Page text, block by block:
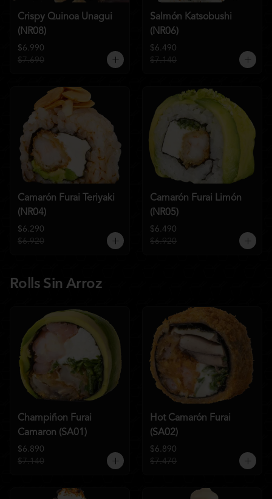
Crispy Quinoa Unagui
(NR08)
$6.990
$7.690
Salmón Katsobushi
(NR06)
$6.490
$7.140
Camarón Furai Teriyaki
(NR04)
$6.290
$6.920
Camarón Furai Limón
(NR05)
$6.490
$6.920
Rolls Sin Arroz
Champiñon Furai
Camaron (SA01)
$6.890
$7.140
Hot Camarón Furai
(SA02)
$6.890
$7.470